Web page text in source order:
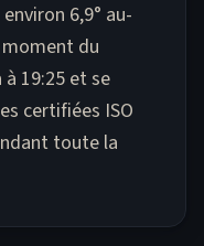
6,9° au-
du
19:25 et se
certifiées ISO
toute la